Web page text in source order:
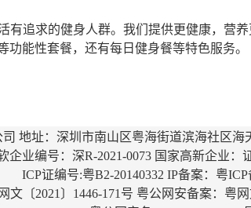
有追求的健身人群。我们提供更健康，营
能性套餐，还有每日健身餐等特色服务
地址：深圳市南山区粤海街道滨海社区海
企业编号：深R-2021-0073 国家高新企业：
ICP证编号:粤B2-20140332 IP备案： 粤ICP
文〔2021〕1446-171号 粤公网安备案：粤网